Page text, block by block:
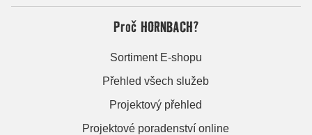
Proč HORNBACH?
Sortiment E-shopu
Přehled všech služeb
Projektový přehled
Projektové poradenství online